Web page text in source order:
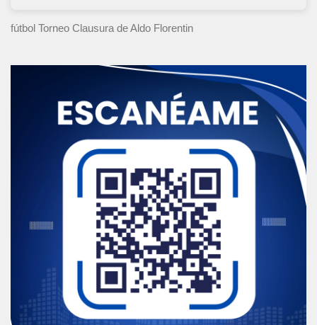
fútbol Torneo Clausura de Aldo Florentin